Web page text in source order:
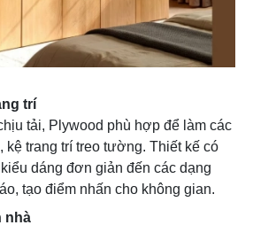
trí
tải, Plywood phù hợp để làm các
kệ trang trí treo tường. Thiết kế có
dáng đơn giản đến các dạng
tạo điểm nhấn cho không gian.
nhà